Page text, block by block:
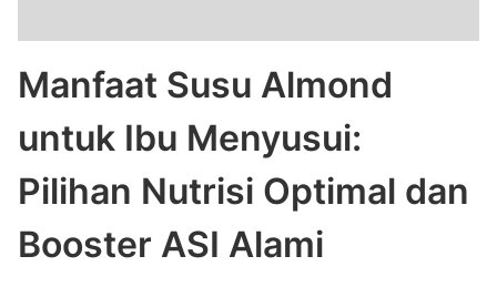
Manfaat Susu Almond
untuk Ibu Menyusui:
Pilihan Nutrisi Optimal dan
Booster ASI Alami